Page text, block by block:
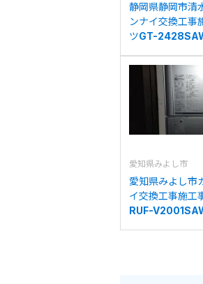
静岡県静岡市清
ンナイ交換工事
ツGT-
愛知県みよし市
愛知県みよし市
イ交換工事施工
RUF-